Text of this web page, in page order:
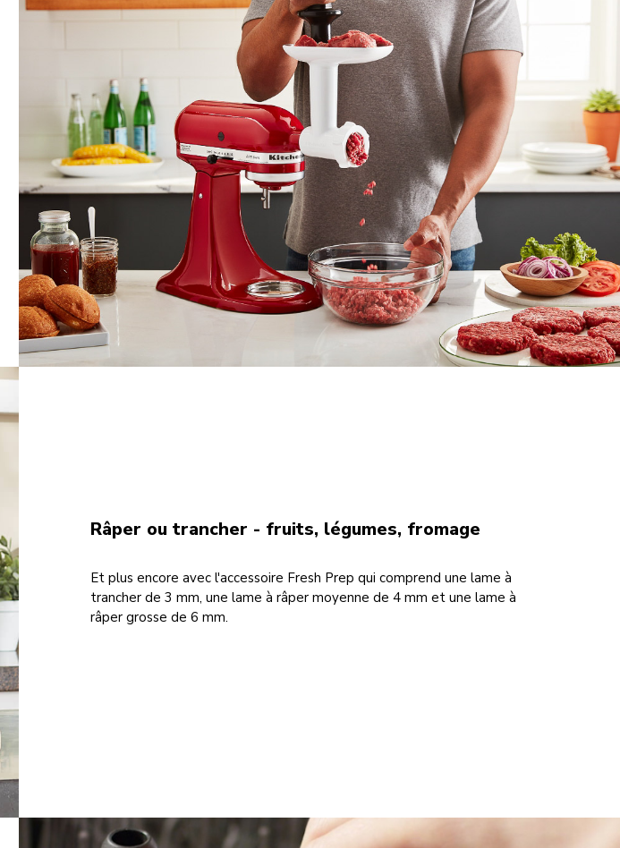
Râper ou trancher - fruits, légumes, fromage
Et plus encore avec l'accessoire Fresh Prep qui comprend une lame à
trancher de 3 mm, une lame à râper moyenne de 4 mm et une lame à
râper grosse de 6 mm.